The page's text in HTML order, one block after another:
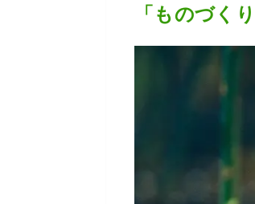
「ものづく